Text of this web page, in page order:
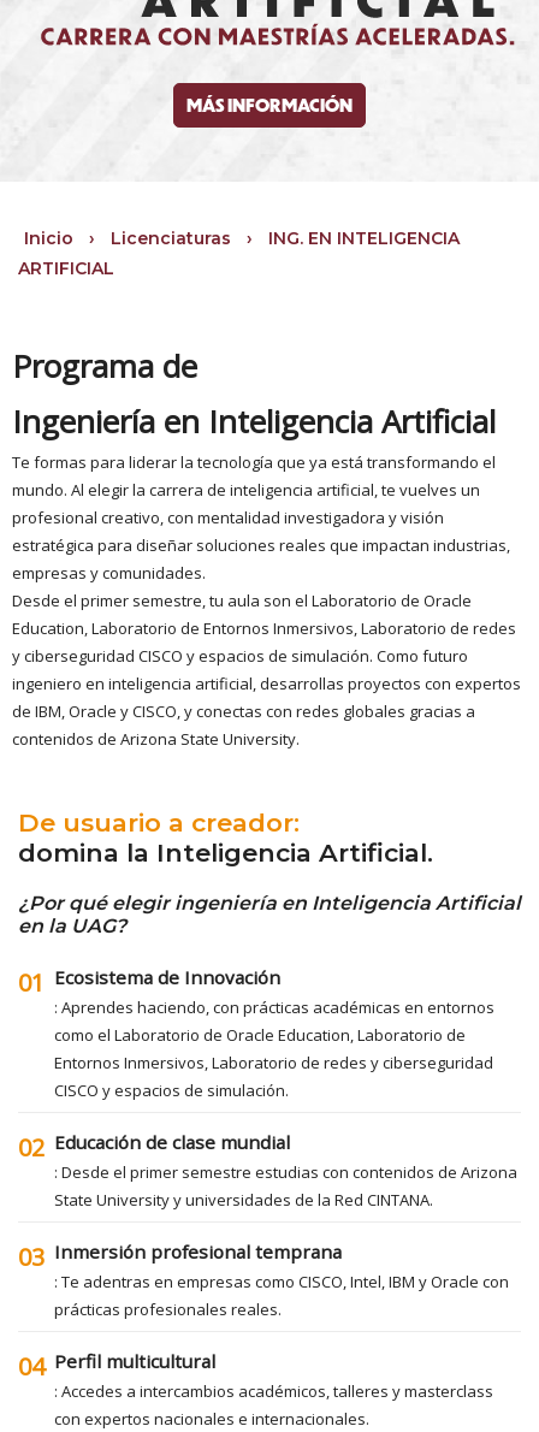
MÁS INFORMACIÓN
Inicio › Licenciaturas ›
ING. EN INTELIGENCIA
ARTIFICIAL
Programa de
Ingeniería en Inteligencia Artificial
Te formas para liderar la tecnología que ya está transformando el
mundo. Al elegir la carrera de inteligencia artificial, te vuelves un
profesional creativo, con mentalidad investigadora y visión
estratégica para diseñar soluciones reales que impactan industrias,
empresas y comunidades.
Desde el primer semestre, tu aula son el Laboratorio de Oracle
Education, Laboratorio de Entornos Inmersivos, Laboratorio de redes
y ciberseguridad CISCO y espacios de simulación. Como futuro
ingeniero en inteligencia artificial, desarrollas proyectos con expertos
de IBM, Oracle y CISCO, y conectas con redes globales gracias a
contenidos de Arizona State University.
De usuario a creador:
domina la Inteligencia Artificial.
¿Por qué elegir ingeniería en Inteligencia Artificial
en la UAG?
01 Ecosistema de Innovación
: Aprendes haciendo, con prácticas académicas en entornos
como el Laboratorio de Oracle Education, Laboratorio de
Entornos Inmersivos, Laboratorio de redes y ciberseguridad
CISCO y espacios de simulación.
02 Educación de clase mundial
: Desde el primer semestre estudias con contenidos de Arizona
State University y universidades de la Red CINTANA.
03 Inmersión profesional temprana
: Te adentras en empresas como CISCO, Intel, IBM y Oracle con
prácticas profesionales reales.
04 Perfil multicultural
: Accedes a intercambios académicos, talleres y masterclass
con expertos nacionales e internacionales.